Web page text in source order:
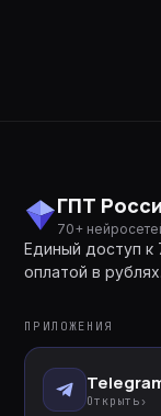
ГПТ
70+
Единый доступ к
оплатой в
ПРИЛОЖЕНИЯ
Открыть ›